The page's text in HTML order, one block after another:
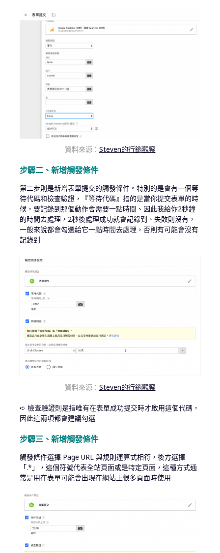
資料來源： Steven的行銷觀察
步驟二、新增觸發條件
第二步則是新增表單提交的觸發條件。特別的是會有一個等
待代碼和檢查驗證，『等待代碼』指的是當你提交表單的時
候，要記錄到那個動作會需要一點時間、因此我給你2秒鐘
的時間去處理，2秒後處理成功就會記錄到、失敗則沒有，
一般來說都會勾選給它一點時間去處理，否則有可能會沒有
記錄到
資料來源： Steven的行銷觀察
➪ 檢查驗證則是指唯有在表單成功提交時才啟用這個代碼，
因此這兩項都會建議勾選
步驟三、新增觸發條件
觸發條件選擇 Page URL 與規則運算式相符，後方選擇
「.*」，這個符號代表全站頁面或是特定頁面，這種方式通
常是用在表單可能會出現在網站上很多頁面時使用